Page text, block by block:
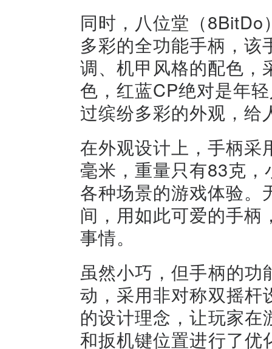
同时，八位堂（
多彩的全功能手柄，该
调、机甲风格的配色，
色，红蓝CP绝对是年
过缤纷多彩的外观，给
在外观设计上，手柄采
毫米，重量只有83克
各种场景的游戏体验。
间，用如此可爱的手柄
事情。
虽然小巧，但手柄的
动，采用非对称双摇
的设计理念，让玩家
和扳机键位置进行了